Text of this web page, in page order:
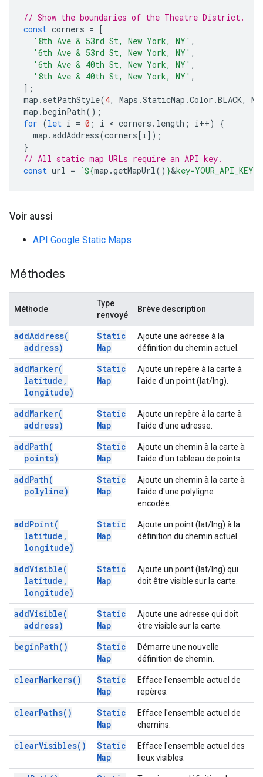
// Show the boundaries of the Theatre District.
const corners = [
'8th Ave & 53rd St, New York, NY' ,
'6th Ave & 53rd St, New York, NY' ,
'6th Ave & 40th St, New York, NY' ,
'8th Ave & 40th St, New York, NY' ,
];
map . setPathStyle(4, Maps .StaticMap .Color .BLACK,
map .beginPath();
for (let i = 0 ; i < corners . length ; i++)
{
map .addAddress(corners[i]);
}
// All static map URLs require an API key.
const url = `${map .getMapUrl() }&key=YOUR_API_KEY`
Voir aussi
API Google Static Maps
Méthodes
Méthode
Type
renvoyé
Brève description
addAddress(
address)
Static
Map
Ajoute une adresse à la
définition du chemin actuel.
addMarker(
latitude ,
longitude)
Static
Map
Ajoute un repère à la carte à
l'aide d'un point (lat/lng).
addMarker(
address)
Static
Map
Ajoute un repère à la carte à
l'aide d'une adresse.
addPath(
points)
Static
Map
Ajoute un chemin à la carte à
l'aide d'un tableau de points.
addPath(
polyline)
Static
Map
Ajoute un chemin à la carte à
l'aide d'une polyligne
encodée.
addPoint(
latitude ,
longitude)
Static
Map
Ajoute un point (lat/lng) à la
définition du chemin actuel.
addVisible(
latitude ,
longitude)
Static
Map
Ajoute un point (lat/lng) qui
doit être visible sur la carte.
addVisible(
address)
Static
Map
Ajoute une adresse qui doit
être visible sur la carte.
beginPath( )
Static
Map
Démarre une nouvelle
définition de chemin.
clearMarkers( )
Static
Map
Efface l'ensemble actuel de
repères.
clearPaths( )
Static
Map
Efface l'ensemble actuel de
chemins.
clearVisibles( )
Static
Map
Efface l'ensemble actuel des
lieux visibles.